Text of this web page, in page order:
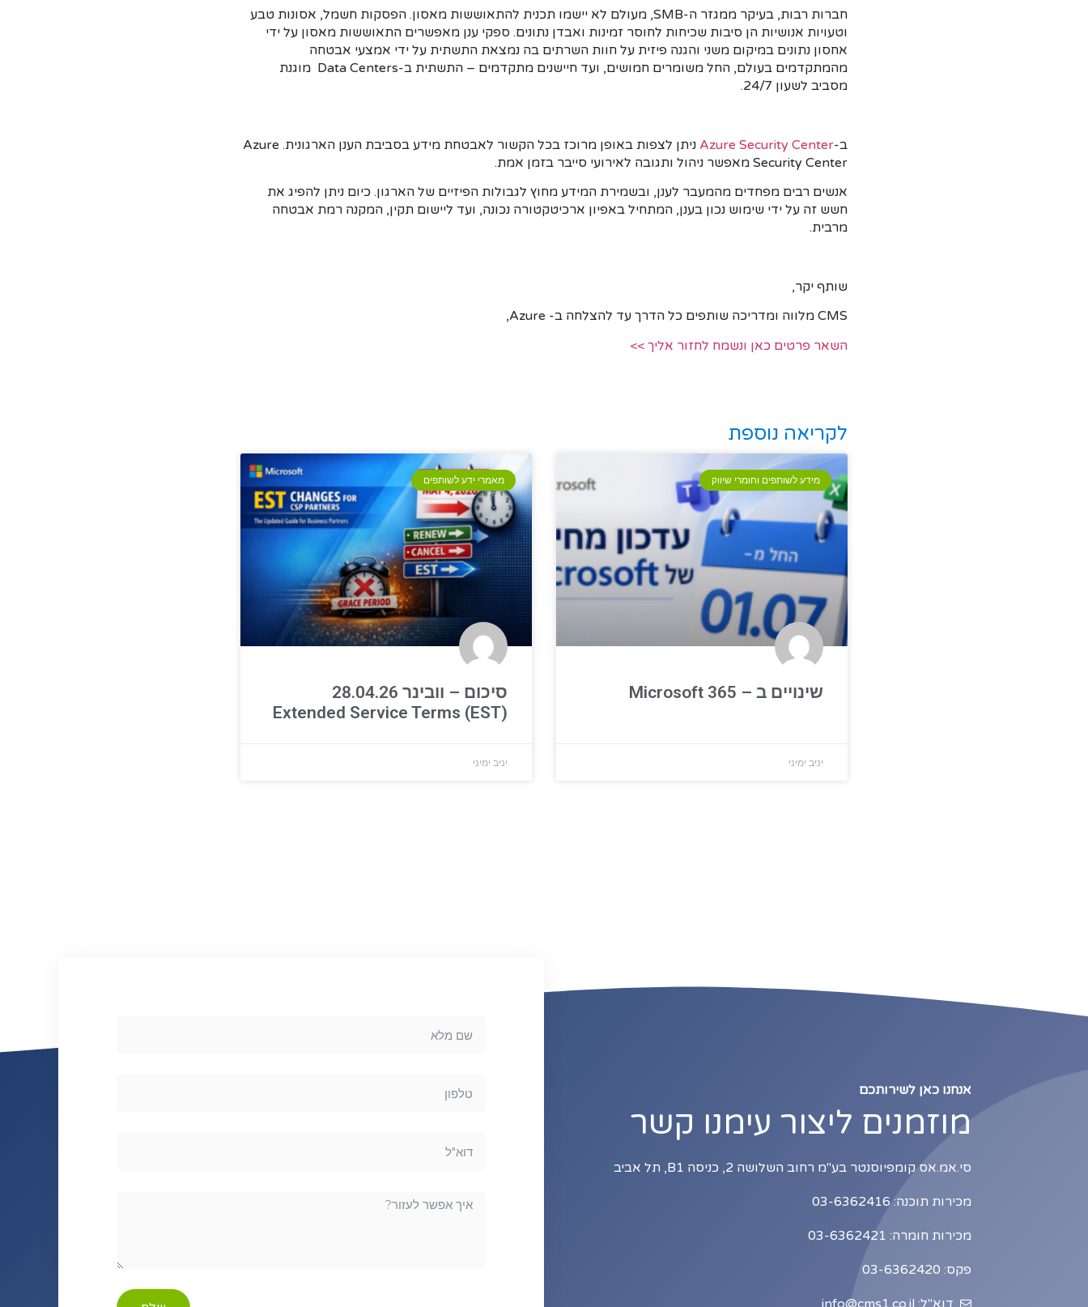
חברות רבות, בעיקר ממגזר ה-SMB, מעולם לא יישמו תכנית להתאוששות מאסון. הפסקות חשמל, אסונות טבע
וטעויות אנושיות הן סיבות שכיחות לחוסר זמינות ואבדן נתונים. ספקי ענן מאפשרים התאוששות מאסון על ידי
אחסון נתונים במיקום משני והגנה פיזית על חוות השרתים בה נמצאת התשתית על ידי אמצעי אבטחה
מהמתקדמים בעולם, החל משומרים חמושים, ועד חיישנים מתקדמים – התשתית ב-Data Centers מוגנת
מסביב לשעון 24/7.
ב-Azure Security Center
ניתן לצפות באופן מרוכז בכל הקשור לאבטחת מידע בסביבת הענן הארגונית. Azure
Security Center מאפשר ניהול ותגובה לאירועי סייבר בזמן אמת.
אנשים רבים מפחדים מהמעבר לענן, ובשמירת המידע מחוץ לגבולות הפיזיים של הארגון. כיום ניתן להפיג את
חשש זה על ידי שימוש נכון בענן, המתחיל באפיון ארכיטקטורה נכונה, ועד ליישום תקין, המקנה רמת אבטחה
מרבית.
שותף יקר,
CMS מלווה ומדריכה שותפים כל הדרך עד להצלחה ב- Azure,
השאר פרטים כאן ונשמח לחזור אליך >>
לקריאה נוספת
מידע לשותפים וחומרי שיווק
שינויים ב – Microsoft 365
יניב ימיני
מאמרי ידע לשותפים
סיכום – וובינר 28.04.26
Extended Service Terms (EST)
יניב ימיני
אנחנו כאן לשירותכם
מוזמנים ליצור עימנו קשר
סי.אמ.אס קומפיוסנטר בע"מ רחוב השלושה 2, כניסה B1, תל אביב
מכירות תוכנה: 03-6362416
מכירות חומרה: 03-6362421
פקס: 03-6362420
דוא"ל: info@cms1.co.il